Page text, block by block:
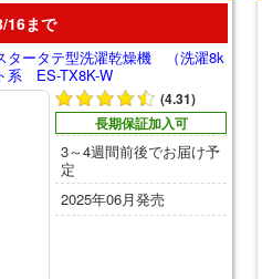
16まで
ータテ型洗濯乾燥機 （洗濯8k
系 ES-TX8K-W
(4.31)
長期保証加入可
3～4週間前後でお届け予
定
2025年06月発売